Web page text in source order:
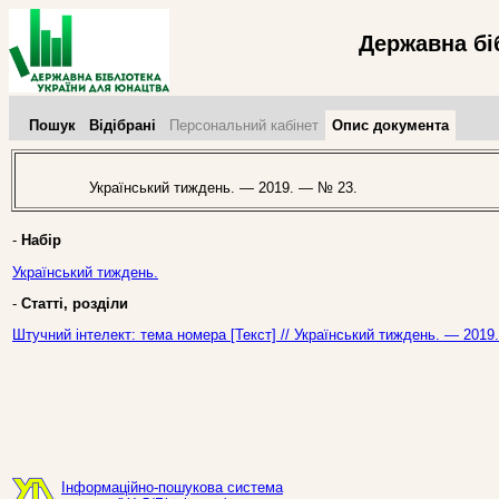
Державна
Пошук Відібрані Персональний кабінет Опис документа
Український тиждень. — 2019. — № 23.
- Набір
Український тиждень.
- Статті, розділи
Штучний інтелект: тема номера [Текст] // Український тиждень. —
Інформаційно-пошукова система